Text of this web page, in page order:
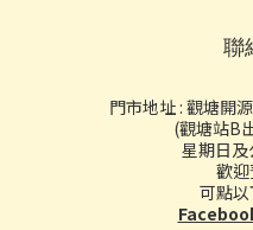
聯
門市地址 : 觀塘開
(觀塘站B
星期日及
歡
可點